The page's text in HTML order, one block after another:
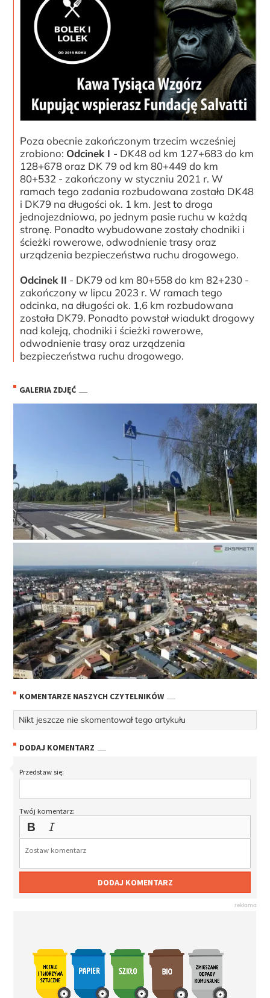
Poza obecnie zakończonym trzecim wcześniej
zrobiono: Odcinek I - DK48 od km 127+683 do km
128+678 oraz DK 79 od km 80+449 do km
80+532 - zakończony w styczniu 2021 r. W
ramach tego zadania rozbudowana została DK48
i DK79 na długości ok. 1 km. Jest to droga
jednojezdniowa, po jednym pasie ruchu w każdą
stronę. Ponadto wybudowane zostały chodniki i
ścieżki rowerowe, odwodnienie trasy oraz
urządzenia bezpieczeństwa ruchu drogowego.
Odcinek II - DK79 od km 80+558 do km 82+230 -
zakończony w lipcu 2023 r. W ramach tego
odcinka, na długości ok. 1,6 km rozbudowana
została DK79. Ponadto powstał wiadukt drogowy
nad koleją, chodniki i ścieżki rowerowe,
odwodnienie trasy oraz urządzenia
bezpieczeństwa ruchu drogowego.
GALERIA ZDJĘĆ
KOMENTARZE NASZYCH CZYTELNIKÓW
Nikt jeszcze nie skomentował tego artykułu
DODAJ KOMENTARZ
Przedstaw się:
Twój komentarz:
DODAJ KOMENTARZ